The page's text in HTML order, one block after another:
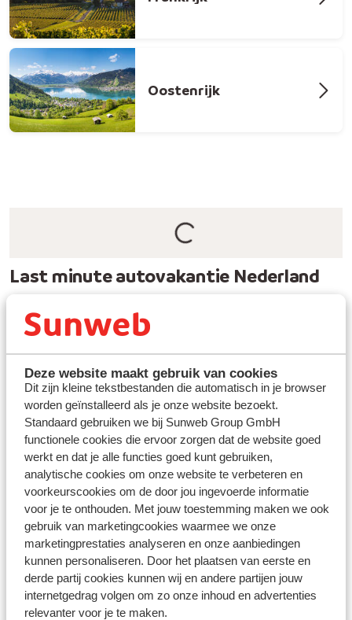
Deze website maakt gebruik van cookies
Dit zijn kleine tekstbestanden die automatisch in je browser
worden geïnstalleerd als je onze website bezoekt.
Standaard gebruiken we bij Sunweb Group GmbH
functionele cookies die ervoor zorgen dat de website goed
werkt en dat je alle functies goed kunt gebruiken,
analytische cookies om onze website te verbeteren en
voorkeurscookies om de door jou ingevoerde informatie
voor je te onthouden. Met jouw toestemming maken we ook
gebruik van marketingcookies waarmee we onze
marketingprestaties analyseren en onze aanbiedingen
kunnen personaliseren. Door het plaatsen van eerste en
derde partij cookies kunnen wij en andere partijen jouw
internetgedrag volgen om zo onze inhoud en advertenties
relevanter voor je te maken.
Oostenrijk
Last minute autovakantie Nederland
per auto ontdekken? Last minute autovakanties bieden
nu zin hebt om de zonovergoten stranden van
deWaddeneilandente verkennen of je te laten
verrassen door de verborgen juweeltjes inNoord-
Holland, een last minute autovakantie maakt het
allemaal mogelijk. Met de auto heb je de flexibiliteit om
je route aan te passen aan je stemming en interesses,
terwijl je onderweg geniet van prachtige landschappen.
Waar wacht je nog op? Pak je koffers, stap in de auto en
ervaar de ultieme vrijheid en spontaniteit van een last
minute autovakantie!
Ontdek Nederland met een autovakantie
Ontdek de schoonheid van een strandvakantie in
Nederland en geniet van eindeloze zandstranden en de